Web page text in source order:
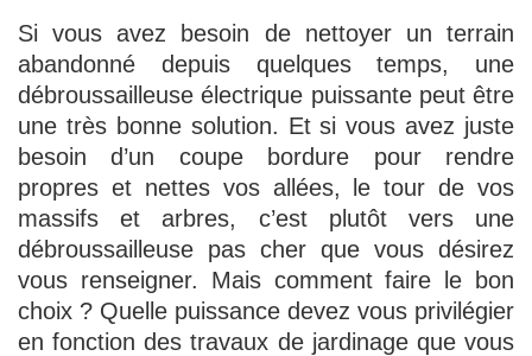
Si vous avez besoin de nettoyer un terrain
abandonné depuis quelques temps, une
débroussailleuse électrique puissante peut être
une très bonne solution. Et si vous avez juste
besoin d’un coupe bordure pour rendre
propres et nettes vos allées, le tour de vos
massifs et arbres, c’est plutôt vers une
débroussailleuse pas cher que vous désirez
vous renseigner. Mais comment faire le bon
choix ? Quelle puissance devez vous privilégier
en fonction des travaux de jardinage que vous